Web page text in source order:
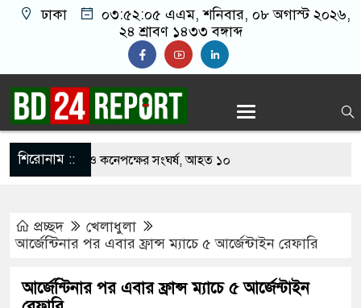
ঢাকা ০৩:৫২:০৬ এএম, শনিবার, ০৮ অগাস্ট ২০২৬,
২৪ শ্রাবণ ১৪৩৩ বঙ্গাব্দ
শিরোনাম ::
খাবার নিয়ে বর ও কনেপক্ষের সংঘর্ষ, আহত ১০
শঙ্কায় দেশজুড়ে পুলিশের সতর্কতা জারি
যুবদল সভাপতি আটক, ভিডিও ভাইরাল
প্রচ্ছদ
খেলাধুলা
আর্জেন্টিনার পর এবার ফ্রান্স ম্যাচে ৫ আর্জেন্টাইন রেফারি
আর্জেন্টিনার পর এবার ফ্রান্স ম্যাচে ৫ আর্জেন্টাইন